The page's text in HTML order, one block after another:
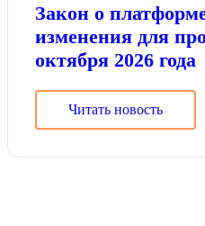
Закон о
изменения для
октября 2026 года
Читать новость